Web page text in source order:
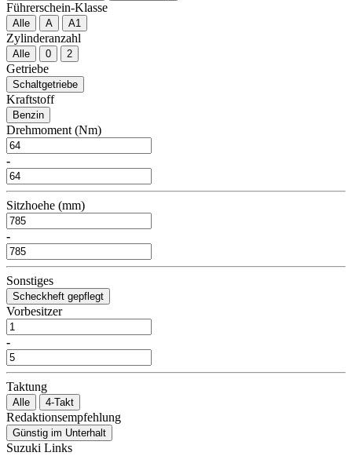
Führerschein-Klasse
Alle A A1
Zylinderanzahl
Alle 0 2
Getriebe
Schaltgetriebe
Kraftstoff
Benzin
Drehmoment (Nm)
-
Sitzhoehe (mm)
-
Sonstiges
Scheckheft gepflegt
Vorbesitzer
-
Taktung
Alle 4-Takt
Redaktionsempfehlung
Günstig im Unterhalt
Suzuki Links